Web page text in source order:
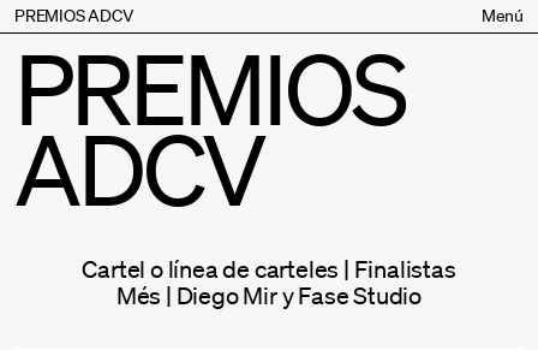
PREMIOS ADCV
Bases
Jurado
Inscripción
Palmarés
Premios especiales
Supporters
Contacto
Menú
PREMIOS
ADCV
Cartel o línea de carteles | Finalistas
Més | Diego Mir y Fase Studio